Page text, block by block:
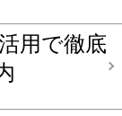
用で徹底